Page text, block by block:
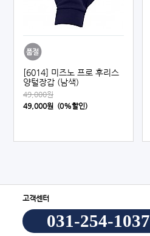
[6014] 미즈노 프로 후리스
양털장갑 (남색)
49,000원
49,000원 (0%할인)
고객센터
031-254-1037